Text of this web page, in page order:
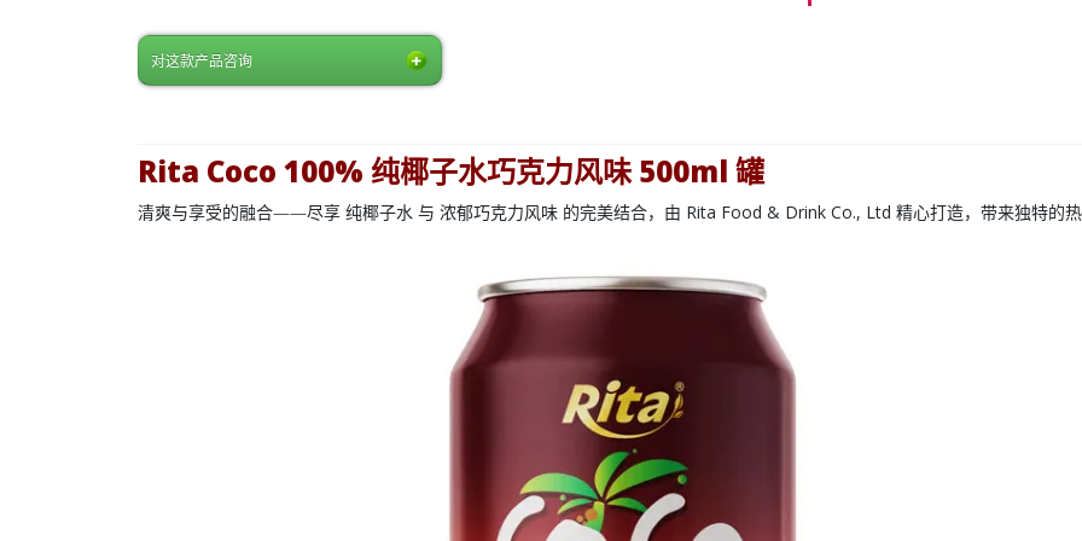
对这款产品咨询
Rita Coco 100% 纯椰子水巧克力风味 500ml 罐
清爽与享受的融合——尽享 纯椰子水 与 浓郁巧克力风味 的完美结合，由 Rita Food & Drink Co., Ltd 精心打造，带来独特的